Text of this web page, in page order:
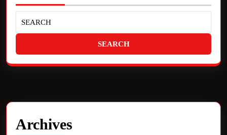
Archives